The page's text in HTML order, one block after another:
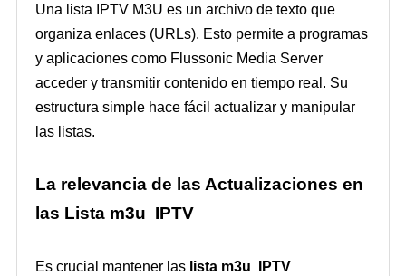
Una lista IPTV M3U es un archivo de texto que
organiza enlaces (URLs). Esto permite a programas
y aplicaciones como Flussonic Media Server
acceder y transmitir contenido en tiempo real. Su
estructura simple hace fácil actualizar y manipular
las listas.
La relevancia de las Actualizaciones en
las Lista m3u IPTV
Es crucial mantener las lista m3u IPTV